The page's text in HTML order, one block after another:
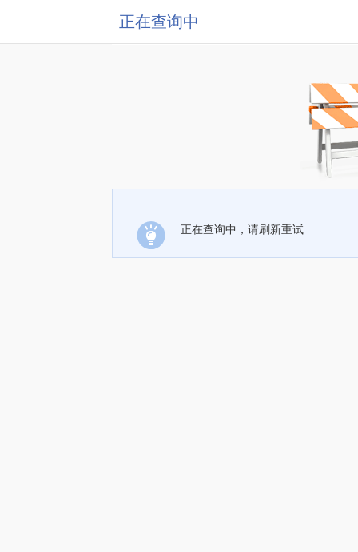
正在查询中
正在查询中，请刷新重试